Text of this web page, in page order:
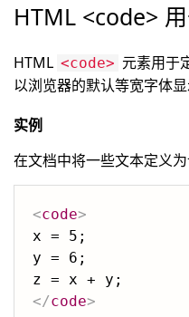
HTML <code>
HTML <code> 元素用于
以浏览器的默认等宽字体显
实例
在文档中将一些文本定义为
<code>
x = 5;
y = 6;
</code>